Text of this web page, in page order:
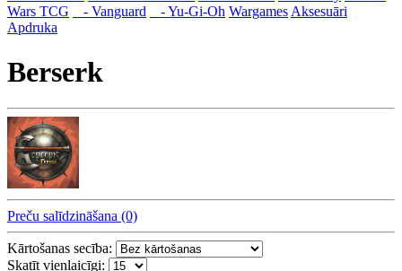
Wars TCG
- Vanguard - Yu-Gi-Oh WargamesAksesuāri
Apdruka
Berserk
Preču salīdzināšana (0)
Kārtošanas secība:
Skatīt vienlaicīgi: